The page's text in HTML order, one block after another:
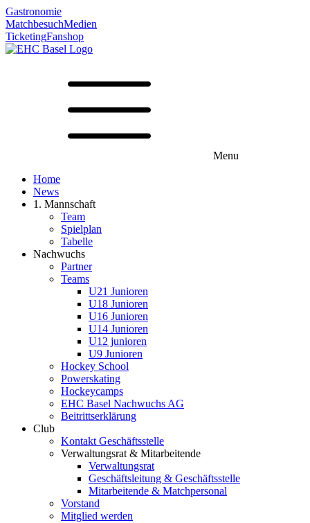
Gastronomie
MatchbesuchMedien
TicketingFanshop
Menu
Home
News
1. Mannschaft
Team
Spielplan
Tabelle
Nachwuchs
Partner
Teams
U21 Junioren
U18 Junioren
U16 Junioren
U14 Junioren
U12 junioren
U9 Junioren
Hockey School
Powerskating
Hockeycamps
EHC Basel Nachwuchs AG
Beitrittserklärung
Club
Kontakt Geschäftsstelle
Verwaltungsrat & Mitarbeitende
Verwaltungsrat
Geschäftsleitung & Geschäftsstelle
Mitarbeitende & Matchpersonal
Vorstand
Mitglied werden